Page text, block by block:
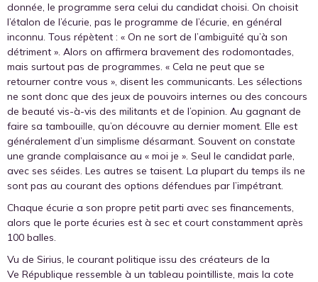
donnée, le programme sera celui du candidat choisi. On choisit
l’étalon de l’écurie, pas le programme de l’écurie, en général
inconnu. Tous répètent : « On ne sort de l’ambiguïté qu’à son
détriment ». Alors on affirmera bravement des rodomontades,
mais surtout pas de programmes. « Cela ne peut que se
retourner contre vous », disent les communicants. Les sélections
ne sont donc que des jeux de pouvoirs internes ou des concours
de beauté vis-à-vis des militants et de l’opinion. Au gagnant de
faire sa tambouille, qu’on découvre au dernier moment. Elle est
généralement d’un simplisme désarmant. Souvent on constate
une grande complaisance au « moi je ». Seul le candidat parle,
avec ses séides. Les autres se taisent. La plupart du temps ils ne
sont pas au courant des options défendues par l’impétrant.
Chaque écurie a son propre petit parti avec ses financements,
alors que le porte écuries est à sec et court constamment après
100 balles.
Vu de Sirius, le courant politique issu des créateurs de la
Ve République ressemble à un tableau pointilliste, mais la cote